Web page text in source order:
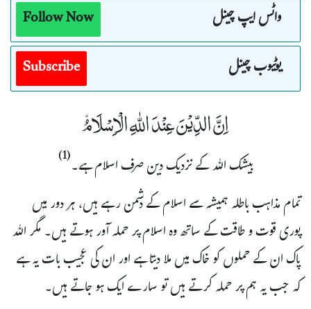
واٹس ایپ چینل
Follow Now
یوٹیوب چینل
Subscribe
اِنَّ الدِّیْنَ عِنْدَ اللّٰهِ الْاِسْلَامُ۫
بیشک اللہ کے نزدیک دین صرف اسلام ہے۔(1)
تمام مذاہب باطلہ ہمیشہ سے اسلام کے دشمن رہے ہیں، ہر دور میں
پوری قوت و طاقت کے ساتھ وہ اسلام پر حملہ آور ہوتے ہیں۔ مگر اللہ
پاک ان کے حملوں کو خاک میں ملا دیتا ہے اور ان کی عجیب بات یہ ہے
کہ جب یہ ہم پر حملہ کرتے ہیں تو سارے ایک ہو جاتے ہیں۔